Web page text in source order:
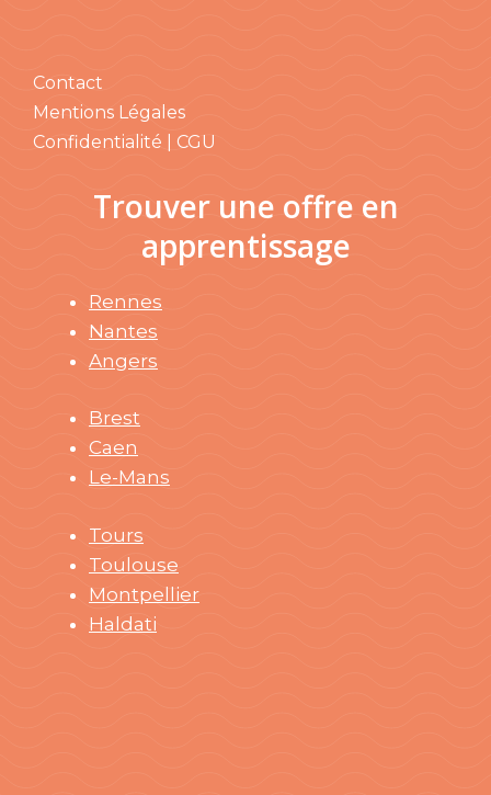
Contact
Mentions Légales
Confidentialité | CGU
Trouver une offre en
apprentissage
Rennes
Nantes
Angers
Brest
Caen
Le-Mans
Tours
Toulouse
Montpellier
Haldati